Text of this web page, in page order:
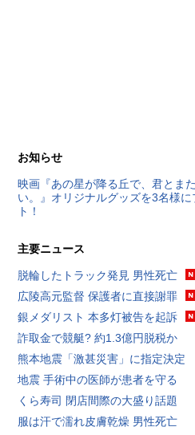
お知らせ
映画『あの星が降る丘で、君とま
い。』オリジナルグッズを3名様に
ト！
主要ニュース
脱輪したトラック発見 男性死亡
広陵高元監督 保護者に直接謝罪
銀メダリスト 本多灯被告を起訴
詐取金で競艇? 約1.3億円脱税か
熊本地震「激甚災害」に指定決定
地震 手術中の医師が患者を守る
くら寿司 閉店間際の大盛り話題
服は汗で濡れ皮膚乾燥 男性死亡